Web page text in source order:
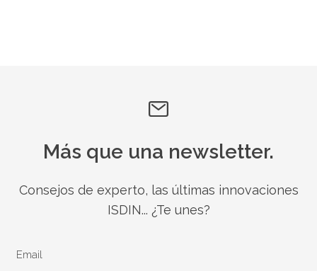
Más que una newsletter.
Consejos de experto, las últimas innovaciones
ISDIN... ¿Te unes?
Email